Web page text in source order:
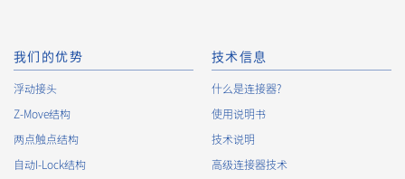
80pin 15.75（+0.5/-0.5mm）
我们的优势
浮动接头
Z-Move结构
两点触点结构
自动I-Lock结构
技术信息
什么是连接器?
使用说明书
技术说明
高级连接器技术